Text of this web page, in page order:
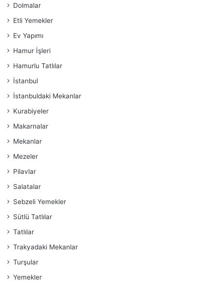
Dolmalar
Etli Yemekler
Ev Yapımı
Hamur İşleri
Hamurlu Tatlılar
İstanbul
İstanbuldaki Mekanlar
Kurabiyeler
Makarnalar
Mekanlar
Mezeler
Pilavlar
Salatalar
Sebzeli Yemekler
Sütlü Tatlılar
Tatlılar
Trakyadaki Mekanlar
Turşular
Yemekler